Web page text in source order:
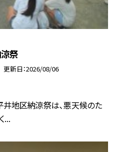
祭
更新日 2026/08/06
井地区納涼祭は、悪天候のた
...